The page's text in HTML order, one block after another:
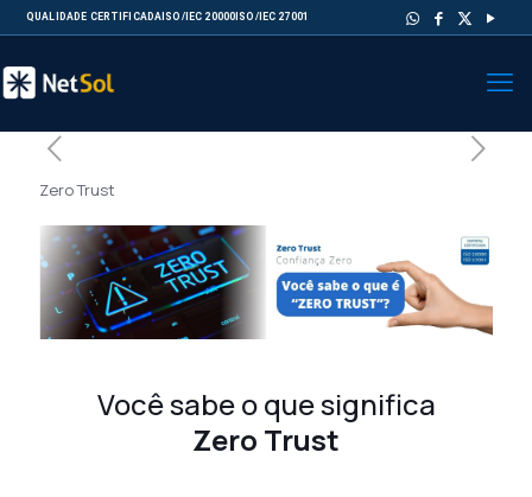
QUALIDADE CERTIFICADA ISO/IEC 20000 ISO/IEC 27001
Zero Trust
Você sabe o que significa
Zero Trust